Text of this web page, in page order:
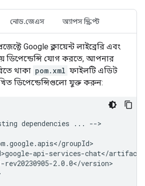
নোড.জেএস অ্যাপস স্ক্রিপ্ট
Google ক্লায়েন্ট লাইব্রেরি এবং
ডিপেন্ডেন্সি যোগ করতে, আপনার
থাকা pom.xml ফাইলটি এডিট
ডিপেন্ডেন্সিগুলো যুক্ত করুন:
dependencies ...